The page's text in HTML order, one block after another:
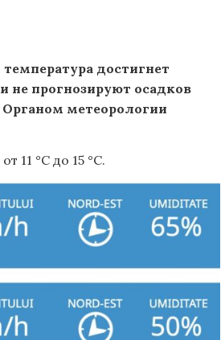
достигнет
не прогнозируют осадков
метеорологии
11 °C до 15 °C.